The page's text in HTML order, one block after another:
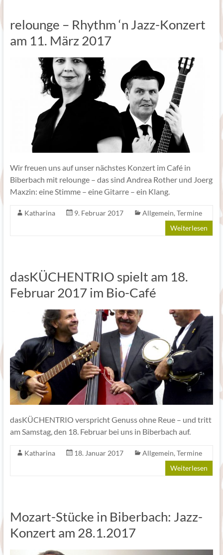
relounge – Rhythm ‘n Jazz-Konzert
am 11. März 2017
Wir freuen uns auf unser nächstes Konzert im Café in
Biberbach mit relounge – das sind Andrea Rother und Joerg
Maxzin: eine Stimme – eine Gitarre – ein Klang.
Katharina 9. Februar 2017 Allgemein, Termine
Weiterlesen
dasKÜCHENTRIO spielt am 18.
Februar 2017 im Bio-Café
dasKÜCHENTRIO verspricht Genuss ohne Reue – und tritt
am Samstag, den 18. Februar bei uns in Biberbach auf.
Katharina 18. Januar 2017 Allgemein, Termine
Weiterlesen
Mozart-Stücke in Biberbach: Jazz-
Konzert am 28.1.2017